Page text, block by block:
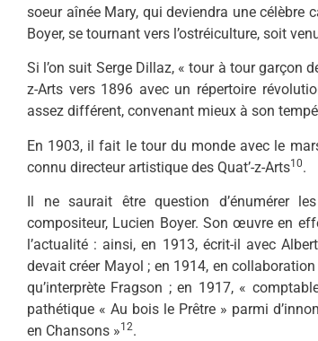
soeur aînée Mary, qui deviendra une célèbre
Boyer, se tour­nant vers l’ostréiculture, soit
Si l’on suit Serge Dillaz, « tour à tour garçon
z-Arts vers 1896 avec un répertoire
assez différent, convenant mieux à son
En 1903, il fait le tour du monde avec le
connu directeur artistique des Quat’-z-Arts10.
Il ne saurait être question d’énumérer
compositeur, Lucien Boyer. Son œuvre en
l’actualité : ainsi, en 1913, écrit-il avec
devait créer Mayol ; en 1914, en
qu’interprète Fragson ; en 1917, «
pathétique « Au bois le Prêtre » parmi
en Chansons »12.